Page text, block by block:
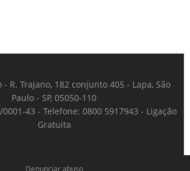
R. Trajano, 182 conjunto 405 - Lapa, São
Paulo - SP, 05050-110
0001-43 - Telefone: 0800 5917943 - Ligação
Gratuita
Denunciar abuso